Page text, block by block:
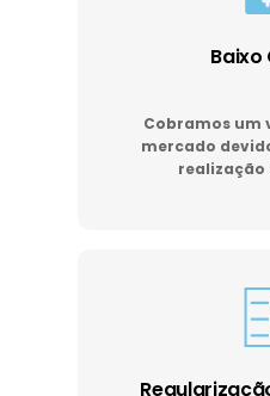
Baixo
Cobramos um
mercado
realização